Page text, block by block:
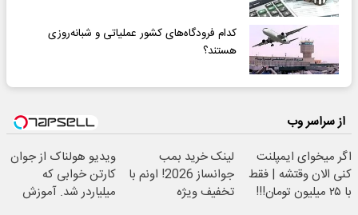
کدام فرودگاه‌های کشور عملیاتی و شبانه‌روزی
هستند؟
از سراسر وب
اگر میخوای ایمپلنت
کنی الان وقتشه | فقط
با ۲۵ میلیون تومان!!!
لینک خرید بمب
جوانساز 2026! اونم با
تخفیف ویژه
ویدیو هولناک از جوان
کارتن خوابی که
میلیاردر شد. آموزش